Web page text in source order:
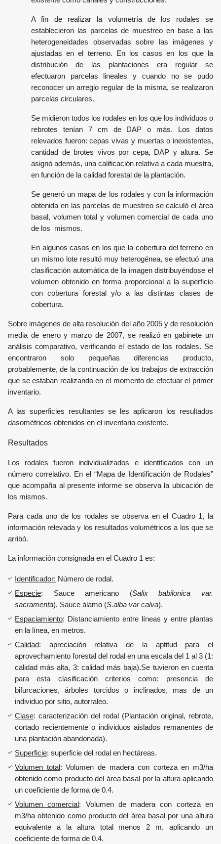
A fin de realizar la volumetría de los rodales se
establecieron las parcelas de muestreo en base a las
heterogeneidades observadas sobre las imágenes y
ajustadas en el terreno. En los casos en los que la
distribución de las plantaciones era regular se
efectuaron parcelas lineales y cuando no se pudo
reconocer un arreglo regular de la misma, se realizaron
parcelas circulares.
Se midieron todos los rodales en los que los individuos o
rebrotes tenían 7 cm de DAP o más. Los datos
relevados fueron: cepas vivas y muertas o inexistentes,
cantidad de brotes vivos por cepa, DAP y altura. Se
asignó además, una calificación relativa a cada muestra,
en función de la calidad forestal de la plantación.
Se generó un mapa de los rodales y con la información
obtenida en las parcelas de muestreo se calculó el área
basal, volumen total y volumen comercial de cada uno
de los mismos.
En algunos casos en los que la cobertura del terreno en
un mismo lote resultó muy heterogénea, se efectuó una
clasificación automática de la imagen distribuyéndose el
volumen obtenido en forma proporcional a la superficie
con cobertura forestal y/o a las distintas clases de
cobertura.
Sobre imágenes de alta resolución del año 2005 y de resolución
media de enero y marzo de 2007, se realizó en gabinete un
análisis comparativo, verificando el estado de los rodales. Se
encontraron solo pequeñas diferencias producto,
probablemente, de la continuación de los trabajos de extracción
que se estaban realizando en el momento de efectuar el primer
inventario.
A las superficies resultantes se les aplicaron los resultados
dasométricos obtenidos en el inventario existente.
Resultados
Los rodales fueron individualizados e identificados con un
número correlativo. En el “Mapa de Identificación de Rodales”
que acompaña al presente informe se observa la ubicación de
los mismos.
Para cada uno de los rodales se observa en el Cuadro 1, la
información relevada y los resultados volumétricos a los que se
arribó.
La información consignada en el Cuadro 1 es:
Identificador: Número de rodal.
Especie: Sauce americano (Salix babilonica var.
sacramenta), Sauce álamo (S.alba var calva).
Espaciamiento: Distanciamiento entre líneas y entre plantas
en la línea, en metros.
Calidad: apreciación relativa de la aptitud para el
aprovechamiento forestal del rodal en una escala del 1 al 3 (1:
calidad más alta, 3: calidad más baja).Se tuvieron en cuenta
para esta clasificación criterios como: presencia de
bifurcaciones, árboles torcidos o inclinados, mas de un
individuo por sitio, autorraleo.
Clase: caracterización del rodal (Plantación original, rebrote,
cortado recientemente o individuos aislados remanentes de
una plantación abandonada).
Superficie: superficie del rodal en hectáreas.
Volumen total : Volumen de madera con corteza en m3/ha
obtenido como producto del área basal por la altura aplicando
un coeficiente de forma de 0.4.
Volumen comercial : Volumen de madera con corteza en
m3/ha obtenido como producto del área basal por una altura
equivalente a la altura total menos 2 m, aplicando un
coeficiente de forma de 0.4.